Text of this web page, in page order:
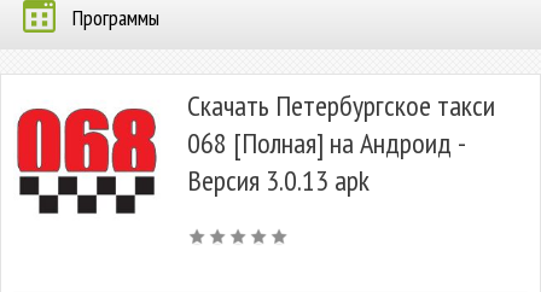
Программы
Скачать Петербургское такси
068 [Полная] на Андроид -
Версия 3.0.13 apk